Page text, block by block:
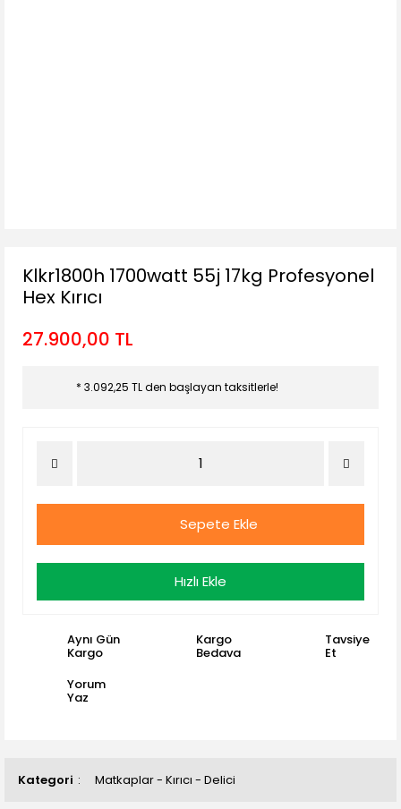
Kategori Matkaplar - Kırıcı - Delici
Klkr1800h 1700watt 55j 17kg Profesyonel
Hex Kırıcı
27.900,00 TL
* 3.092,25 TL den başlayan taksitlerle!
Sepete Ekle
Hızlı Ekle
Aynı Gün
Kargo
Kargo
Bedava
Tavsiye
Et
Yorum
Yaz